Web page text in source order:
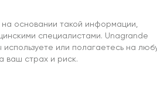
основании такой информации,
специалистами. Unagrande
используете или полагаетесь на
ваш страх и риск.